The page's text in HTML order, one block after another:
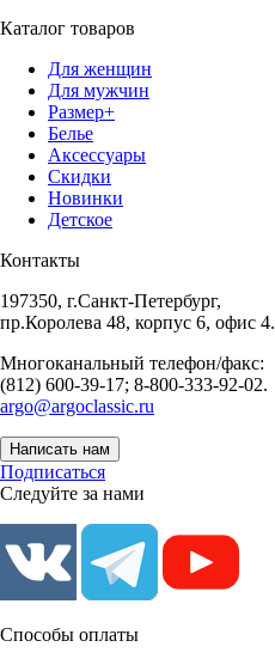
Каталог товаров
Для женщин
Для мужчин
Размер+
Белье
Аксессуары
Скидки
Новинки
Детское
Контакты
197350, г.Санкт-Петербург,
пр.Королева 48, корпус 6, офис 4.
Многоканальный телефон/факс:
(812) 600-39-17; 8-800-333-92-02.
argo@argoclassic.ru
Написать нам
Подписаться
Следуйте за нами
Способы оплаты